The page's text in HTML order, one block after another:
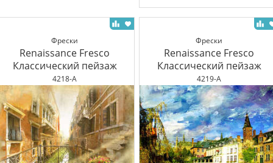
Фрески
Renaissance Fresco
Классический пейзаж
4218-A
Фрески
Renaissance Fresco
Классический пейзаж
4219-A